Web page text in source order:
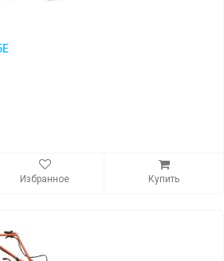
Избранное Купить